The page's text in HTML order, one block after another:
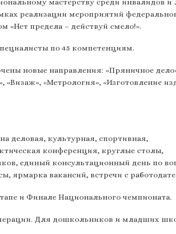
мастерству среди инвалидов и
реализации мероприятий
«Нет предела – действуй смело!».
по 45 компетенциям.
новые направления: «Пряничное
«Метрология», «Изготовление
деловая, культурная, спортивная,
конференция, круглые столы,
единый консультационный день по
ярмарка вакансий, встречи с
и Финале Национального чемпионата.
Для дошкольников и младших